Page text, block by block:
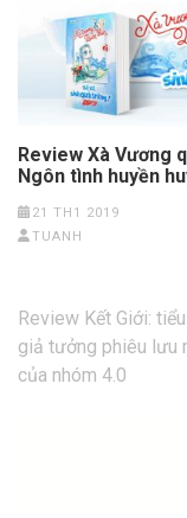
Review Xà Vương
Ngôn tình huyền
21 TH1 2019
TUANH
Điều
hướng
bài
Review Kết Giới:
giả tưởng phiêu lưu
của nhóm 4.0